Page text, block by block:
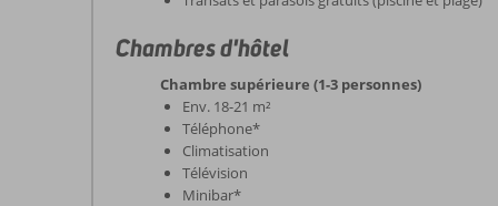
Chambres d'hôtel
Chambre supérieure (1-3 personnes)
Env. 18-21 m²
Téléphone*
Climatisation
Télévision
Minibar*